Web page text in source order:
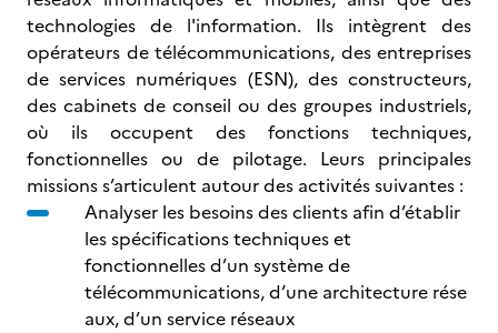
technologies de l'information. Ils intègrent des
opérateurs de télécommunications, des entreprises
de services numériques (ESN), des constructeurs,
des cabinets de conseil ou des groupes industriels,
où ils occupent des fonctions techniques,
fonctionnelles ou de pilotage. Leurs principales
missions s’articulent autour des activités suivantes :
Analyser les besoins des clients afin d’établir
les spécifications techniques et
fonctionnelles d’un système de
télécommunications, d’une architecture rése
aux, d’un service réseaux